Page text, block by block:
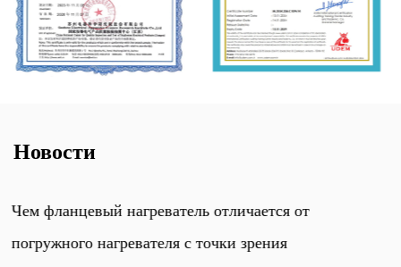
Новости
Каковы основные различия между односторонним
двусторонним картриджным нагревателем?